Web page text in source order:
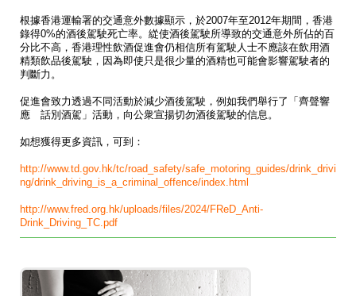
根據香港運輸署的交通意外數據顯示，於2007年至2012年期間，香港
錄得0%的酒後駕駛死亡率。緃使酒後駕駛所導致的交通意外所佔的百
分比不高，香港理性飲酒促進會仍相信所有駕駛人士不應該在飲用酒
精類飲品後駕駛，因為即使只是很少量的酒精也可能會影響駕駛者的
判斷力。
促進會致力透過不同活動於減少酒後駕駛，例如我們舉行了「齊聲響
應 話別酒駕」活動，向公衆宣揚切勿酒後駕駛的信息。
如想獲得更多資訊，可到：
http://www.td.gov.hk/tc/road_safety/safe_motoring_guides/drink_drivi
ng/drink_driving_is_a_criminal_offence/index.html
http://www.fred.org.hk/uploads/files/2024/FReD_Anti-
Drink_Driving_TC.pdf